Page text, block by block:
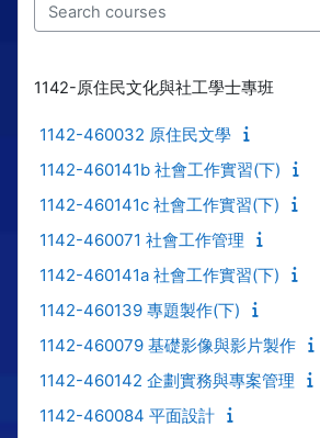
1142-原住民文化與社工學士專班
1142-460032 原住民文學
1142-460141b 社會工作實習(下)
1142-460141c 社會工作實習(下)
1142-460071 社會工作管理
1142-460141a 社會工作實習(下)
1142-460139 專題製作(下)
1142-460079 基礎影像與影片製作
1142-460142 企劃實務與專案管理
1142-460084 平面設計